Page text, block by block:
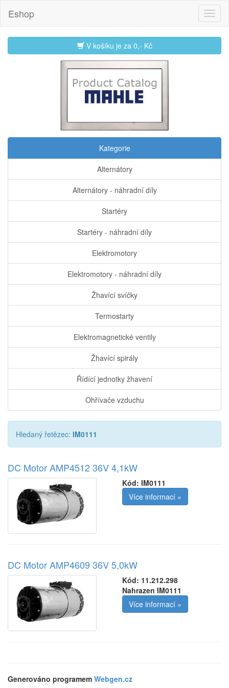
Eshop
V košíku je za 0,- Kč
Kategorie
Alternátory
Alternátory - náhradní díly
Startéry
Startéry - náhradní díly
Elektromotory
Elektromotory - náhradní díly
Žhavící svíčky
Termostarty
Elektromagnetické ventily
Žhavící spirály
Řídící jednotky žhavení
Ohřívače vzduchu
Hledaný řetězec: IM0111
DC Motor AMP4512 36V 4,1kW
Kód: IM0111
Více informací »
DC Motor AMP4609 36V 5,0kW
Kód: 11.212.298
Nahrazen IM0111
Více informací »
Generováno programem Webgen.cz